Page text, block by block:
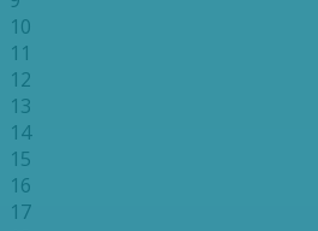
10
11
12
13
14
15
16
17